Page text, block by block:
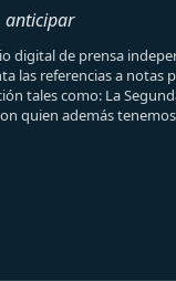
anticipar
digital de prensa
las referencias a notas
tales como: La
quien además